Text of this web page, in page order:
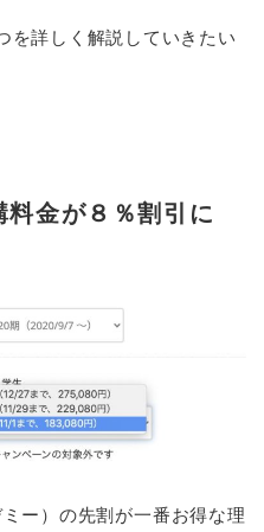
を詳しく解説していきたい
料金が８％割引に
ー）の先割が一番お得な理